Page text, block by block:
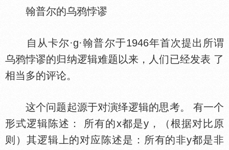
翰普尔的乌鸦悖谬
自从卡尔·g·翰普尔于1946年首次提出所谓
乌鸦悖谬的归纳逻辑难题以来，人们已经发表 了
相当多的评论。
这个问题起源于对演绎逻辑的思考。 有一个
形式逻辑陈述： 所有的x都是y，（根据对比原
则）其逻辑上的对应陈述是：所有的非y都是非